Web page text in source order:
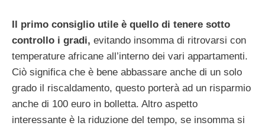
Il primo consiglio utile è quello di tenere sotto
controllo i gradi, evitando insomma di ritrovarsi con
temperature africane all’interno dei vari appartamenti.
Ciò significa che è bene abbassare anche di un solo
grado il riscaldamento, questo porterà ad un risparmio
anche di 100 euro in bolletta. Altro aspetto
interessante è la riduzione del tempo, se insomma si